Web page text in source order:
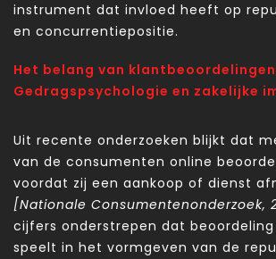
instrument dat invloed heeft op
en concurrentiepositie.
Het belang van
Gedragspsychologie en zakelijke
Uit recente onderzoeken blijkt dat
van de consumenten online
voordat zij een aankoop of dienst
[Nationale Consumentenonderzoek,
cijfers onderstrepen dat beoordeling
speelt in het vormgeven van de